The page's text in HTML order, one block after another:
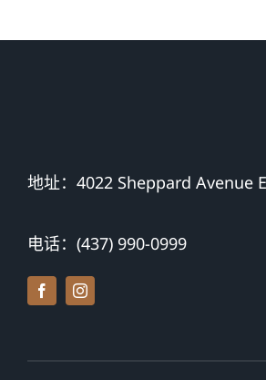
币
地址：4022 Sheppard Avenue
电话：(437) 990-0999